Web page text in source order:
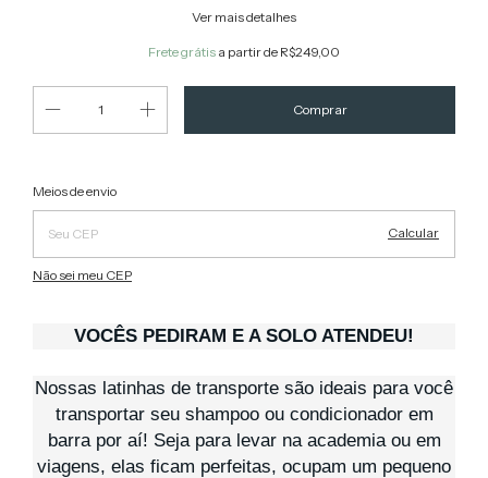
Ver mais detalhes
Frete grátis a partir de R$249,00
Entregas para o CEP:
Meios de envio
Calcular
Não sei meu CEP
VOCÊS PEDIRAM E A SOLO ATENDEU!
Nossas latinhas de transporte são ideais para você
transportar seu shampoo ou condicionador em
barra por aí! Seja para levar na academia ou em
viagens, elas ficam perfeitas, ocupam um pequeno